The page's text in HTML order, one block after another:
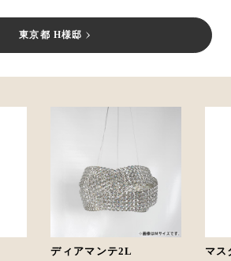
東京都 H様邸
ディアマンテ2L
マス